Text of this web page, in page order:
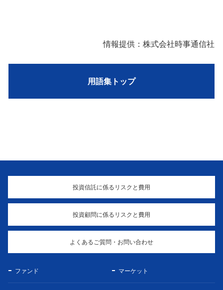
情報提供：株式会社時事通信社
用語集トップ
投資信託に係るリスクと費用
投資顧問に係るリスクと費用
よくあるご質問・お問い合わせ
ファンド マーケット